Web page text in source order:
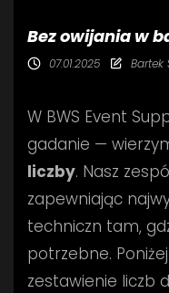
Bez owijania w
07.01.2025 Bartek
W BWS Event
gadanie —
liczby. Nasz
zapewniając
techniczn tam,
potrzebne.
zestawienie liczb